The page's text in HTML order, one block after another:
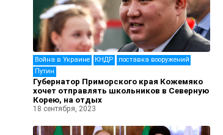
Война в Украине КНДР
поставка вооружений
Путин
Губернатор Приморского края Кожемяко
хочет отправлять школьников в Северную
Корею, на отдых
18 сентября, 2023